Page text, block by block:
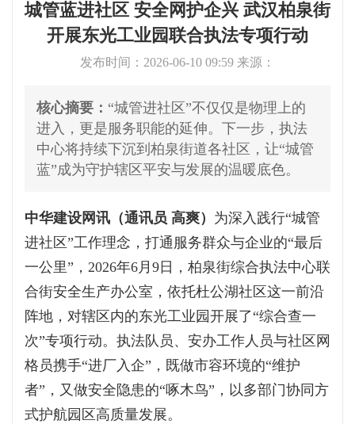
城管蓝进社区 安全网护企兴 武汉柏泉街
开展东光工业园联合执法专项行动
发布时间：2026-06-10 09:59 来源：
核心摘要： “城管进社区”不仅仅是物理上的
进入，更是服务职能的延伸。下一步，执法
中心将持续下沉到柏泉街道各社区，让“城管
蓝”成为守护辖区平安与发展的温暖底色。
中华建设网讯（通讯员 高爽） 为深入践行“城管
进社区”工作理念，打通服务群众与企业的“最后
一公里”，2026年6月9日，柏泉街综合执法中心联
合街安全生产办公室，依托杜公湖社区这一前沿
阵地，对辖区内的东光工业园开展了“综合查一
次”专项行动。执法队员、安办工作人员与社区网
格员携手“进厂入企”，既做市容环境的“维护
者”，又做安全隐患的“啄木鸟”，以多部门协同方
式护航园区高质量发展。